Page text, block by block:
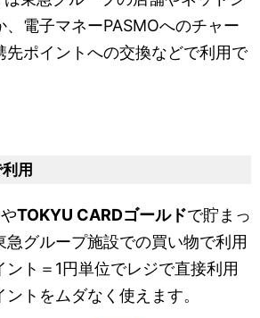
、電子マネーPASMOへのチャー
先ポイントへの交換などで利用で
用
やTOKYU CARDゴールドで貯まっ
急グループ施設での買い物で利用
ント＝1円単位でレジで直接利用
トをムダなく使えます。